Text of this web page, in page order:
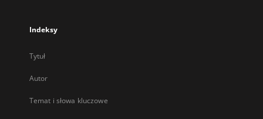
Indeksy
Tytuł
Autor
Temat i słowa kluczowe